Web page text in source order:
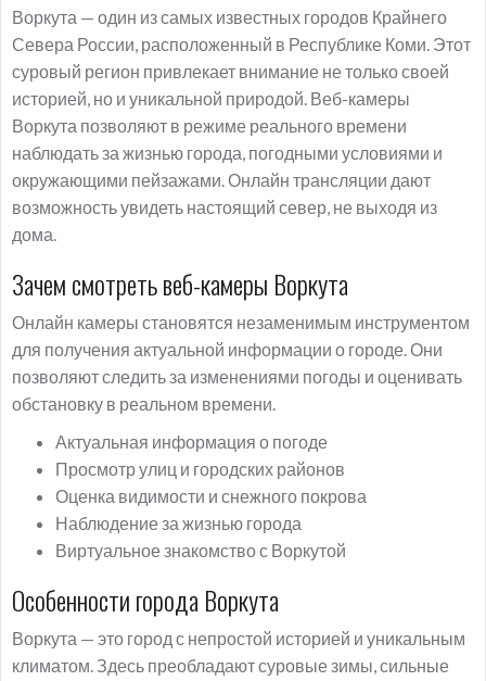
Воркута — один из самых известных городов Крайнего
Севера России, расположенный в Республике Коми. Этот
суровый регион привлекает внимание не только своей
историей, но и уникальной природой. Веб-камеры
Воркута позволяют в режиме реального времени
наблюдать за жизнью города, погодными условиями и
окружающими пейзажами. Онлайн трансляции дают
возможность увидеть настоящий север, не выходя из
дома.
Зачем смотреть веб-камеры Воркута
Онлайн камеры становятся незаменимым инструментом
для получения актуальной информации о городе. Они
позволяют следить за изменениями погоды и оценивать
обстановку в реальном времени.
Актуальная информация о погоде
Просмотр улиц и городских районов
Оценка видимости и снежного покрова
Наблюдение за жизнью города
Виртуальное знакомство с Воркутой
Особенности города Воркута
Воркута — это город с непростой историей и уникальным
климатом. Здесь преобладают суровые зимы, сильные